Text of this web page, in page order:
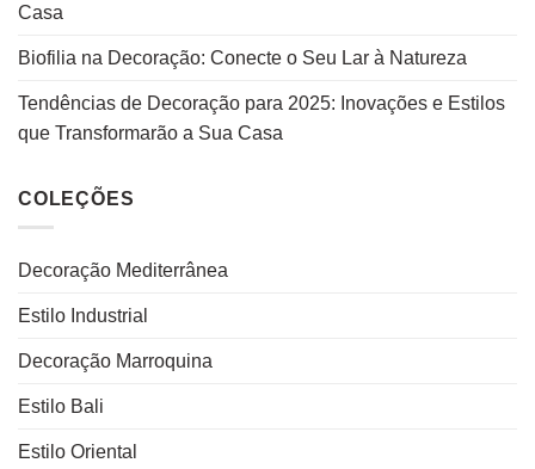
Casa
Biofilia na Decoração: Conecte o Seu Lar à Natureza
Tendências de Decoração para 2025: Inovações e Estilos
que Transformarão a Sua Casa
COLEÇÕES
Decoração Mediterrânea
Estilo Industrial
Decoração Marroquina
Estilo Bali
Estilo Oriental